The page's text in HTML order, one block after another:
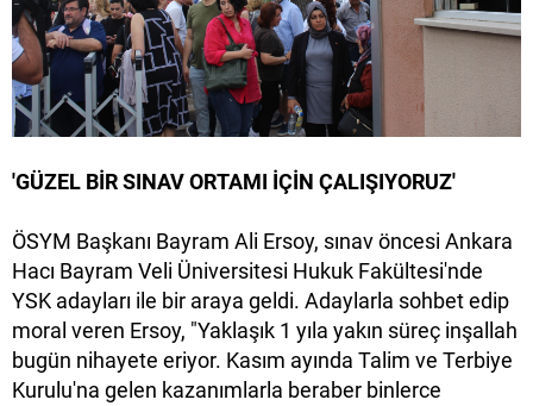
'GÜZEL BİR SINAV ORTAMI İÇİN ÇALIŞIYORUZ'
ÖSYM Başkanı Bayram Ali Ersoy, sınav öncesi Ankara
Hacı Bayram Veli Üniversitesi Hukuk Fakültesi'nde
YSK adayları ile bir araya geldi. Adaylarla sohbet edip
moral veren Ersoy, "Yaklaşık 1 yıla yakın süreç inşallah
bugün nihayete eriyor. Kasım ayında Talim ve Terbiye
Kurulu'na gelen kazanımlarla beraber binlerce